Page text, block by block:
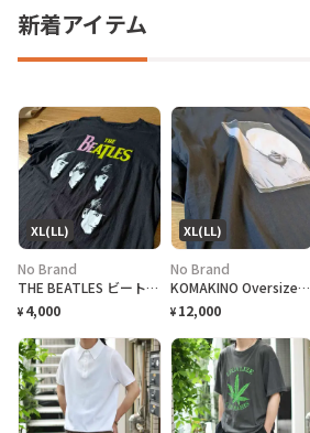
新着アイテム
XL(LL)
No Brand
THE BEATLES ビートルズ バンドTシャツ
¥ 4,000
XL(LL)
No Brand
KOMAKINO Oversized T-Shirt
¥ 12,000